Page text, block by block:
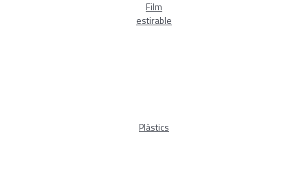
Film
estirable
Plàstics